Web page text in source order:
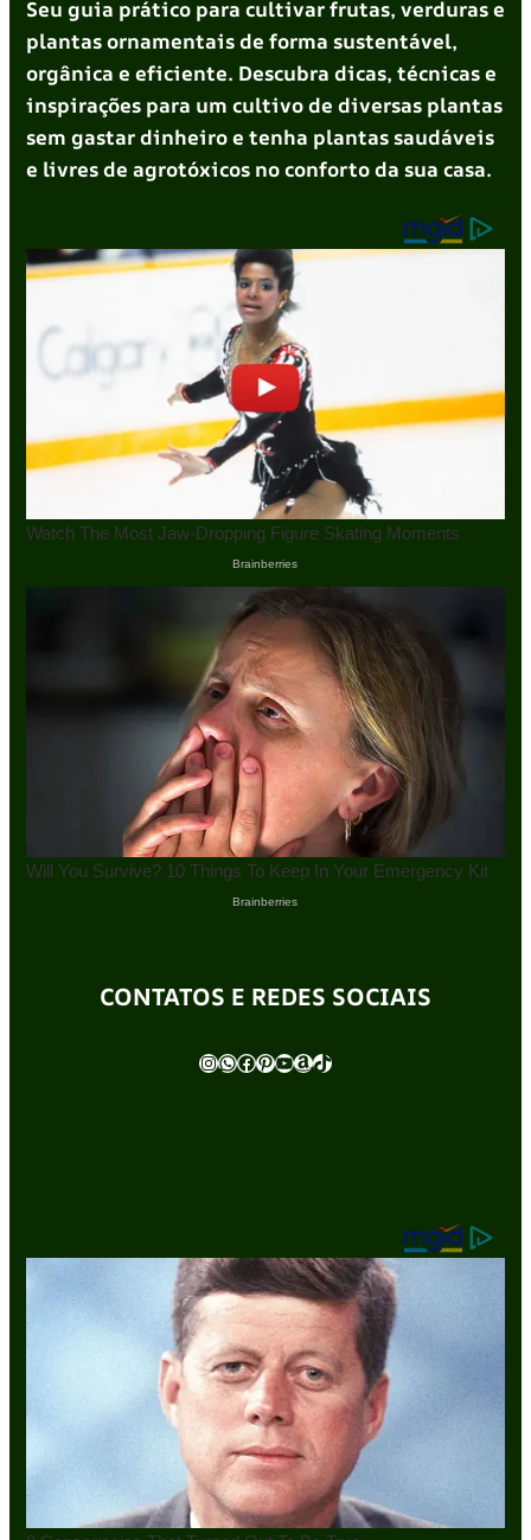
Seu guia prático para cultivar frutas, verduras e
plantas ornamentais de forma sustentável,
orgânica e eficiente. Descubra dicas, técnicas e
inspirações para um cultivo de diversas plantas
sem gastar dinheiro e tenha plantas saudáveis
e livres de agrotóxicos no conforto da sua casa.
CONTATOS E REDES SOCIAIS
InstagramWhatsApp Facebook Pinterest Youtube Amazon TikTok